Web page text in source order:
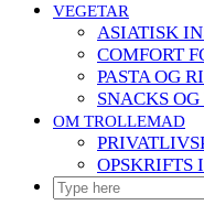
VEGETAR
ASIATISK
COMFORT
PASTA OG
SNACKS
OM TROLLEMAD
OPSKRIFTS